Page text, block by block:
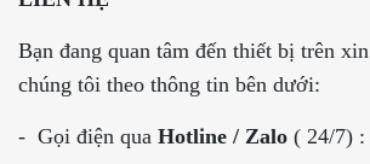
Bạn đang quan tâm đến thiết bị trên
chúng tôi theo thông tin bên dưới:
- Gọi điện qua Hotline / Zalo ( 24/7) :